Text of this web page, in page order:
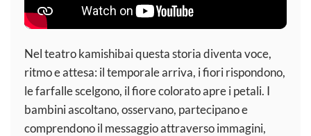
Nel teatro kamishibai questa storia diventa voce,
ritmo e attesa: il temporale arriva, i fiori rispondono,
le farfalle scelgono, il fiore colorato apre i petali. I
bambini ascoltano, osservano, partecipano e
comprendono il messaggio attraverso immagini,